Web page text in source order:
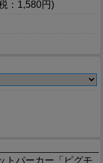
：1,580円)
トパーカー「ピグモ